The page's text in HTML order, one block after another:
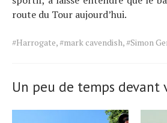
route du Tour aujourd’hui.
Tags
article.
#Harrogate,#mark cavendish,#Simon
Un peu de temps devant